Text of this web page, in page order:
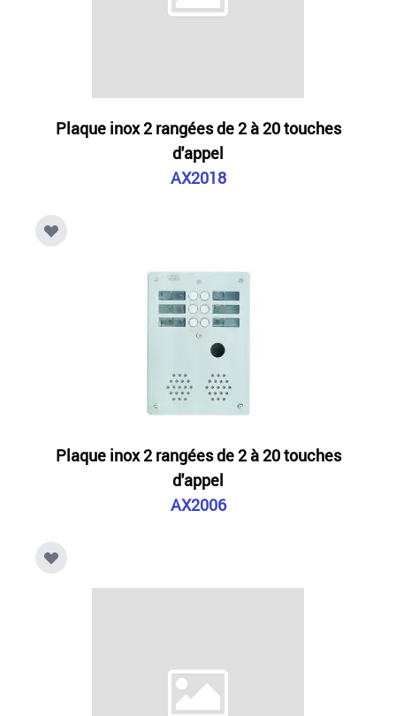
Plaque inox 2 rangées de 2 à 20 touches
d'appel
AX2018
Plaque inox 2 rangées de 2 à 20 touches
d'appel
AX2006